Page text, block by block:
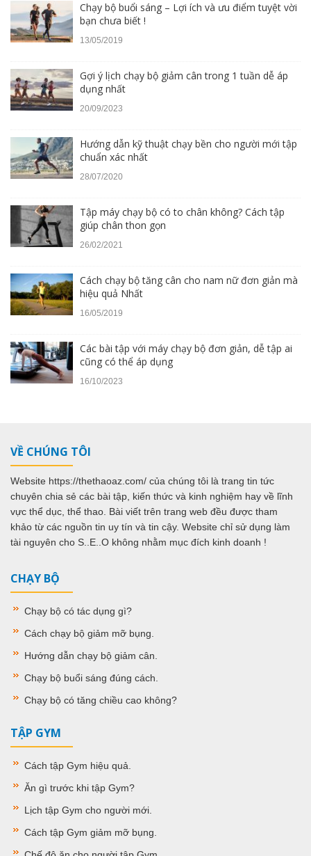
Chạy bộ buổi sáng – Lợi ích và ưu điểm tuyệt vời
bạn chưa biết !
13/05/2019
Gợi ý lịch chạy bộ giảm cân trong 1 tuần dễ áp
dụng nhất
20/09/2023
Hướng dẫn kỹ thuật chạy bền cho người mới tập
chuẩn xác nhất
28/07/2020
Tập máy chạy bộ có to chân không? Cách tập
giúp chân thon gọn
26/02/2021
Cách chạy bộ tăng cân cho nam nữ đơn giản mà
hiệu quả Nhất
16/05/2019
Các bài tập với máy chạy bộ đơn giản, dễ tập ai
cũng có thể áp dụng
16/10/2023
VỀ CHÚNG TÔI
Website https://thethaoaz.com/ của chúng tôi là trang tin tức
chuyên chia sẻ các bài tập, kiến thức và kinh nghiệm hay về lĩnh
vực thể dục, thể thao. Bài viết trên trang web đều được tham
khảo từ các nguồn tin uy tín và tin cậy. Website chỉ sử dụng làm
tài nguyên cho S..E..O không nhằm mục đích kinh doanh !
CHẠY BỘ
Chạy bộ có tác dụng gì?
Cách chạy bộ giảm mỡ bụng
Hướng dẫn chạy bộ giảm cân
Chạy bộ buổi sáng đúng cách
Chạy bộ có tăng chiều cao không?
TẬP GYM
Cách tập Gym hiệu quả
Ăn gì trước khi tập Gym?
Lịch tập Gym cho người mới
Cách tập Gym giảm mỡ bụng